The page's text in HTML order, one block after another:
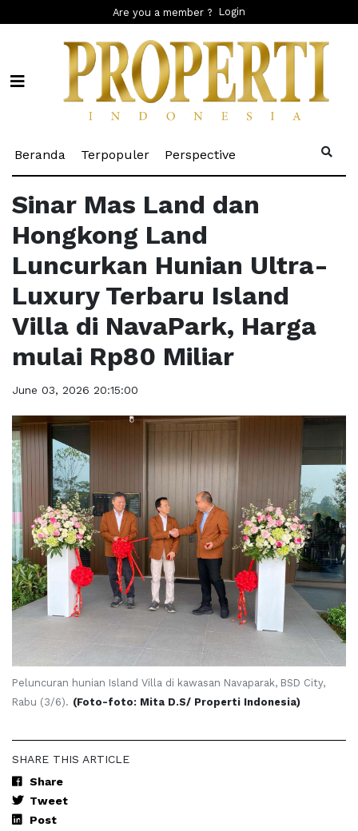
Are you a member ? Login
Beranda (current)
Terpopuler(current)
Perspective
Sinar Mas Land dan
Hongkong Land
Luncurkan Hunian Ultra-
Luxury Terbaru Island
Villa di NavaPark, Harga
mulai Rp80 Miliar
June 03, 2026 20:15:00
Peluncuran hunian Island Villa di kawasan Navaparak, BSD City,
Rabu (3/6). (Foto-foto: Mita D.S/ Properti Indonesia)
SHARE THIS ARTICLE
Share
Tweet
Post